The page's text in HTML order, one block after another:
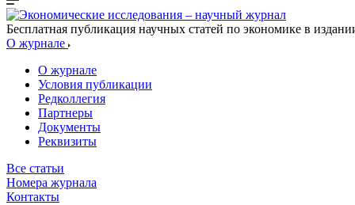
Бесплатная публикация научных статей по экономике в
О журнале
О журнале
Условия публикации
Редколлегия
Партнеры
Документы
Реквизиты
Все статьи
Номера журнала
Контакты